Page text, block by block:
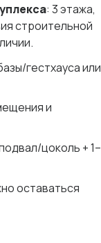
: 3 этажа,
строительной
гестхауса или
и
цоколь + 1–
оставаться